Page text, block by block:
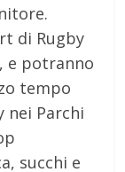
di Rugby
e potranno
tempo
nei Parchi
succhi e